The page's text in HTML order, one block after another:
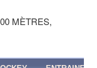
MÈTRES,